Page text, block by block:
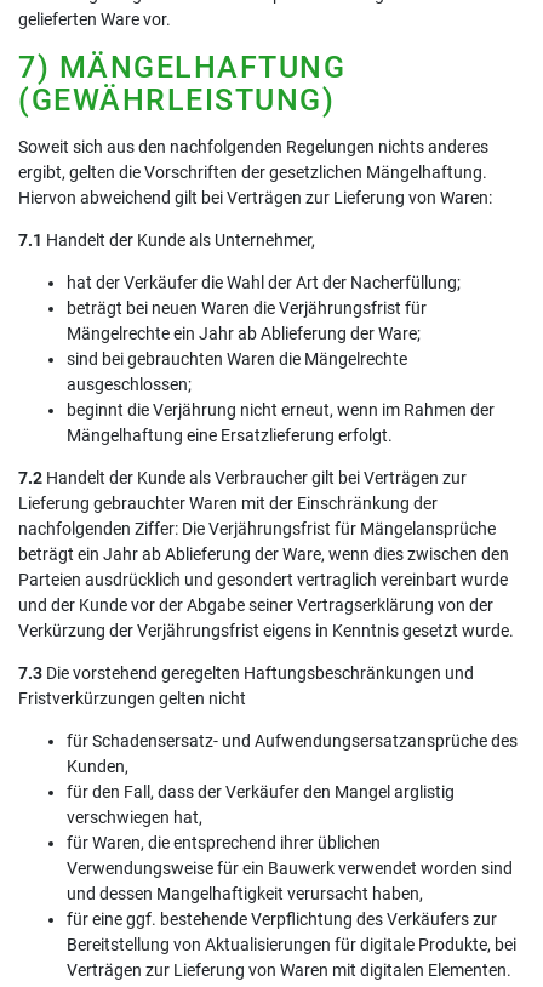
gelieferten Ware vor.
7) MÄNGELHAFTUNG
(GEWÄHRLEISTUNG)
Soweit sich aus den nachfolgenden Regelungen nichts anderes
ergibt, gelten die Vorschriften der gesetzlichen Mängelhaftung.
Hiervon abweichend gilt bei Verträgen zur Lieferung von Waren:
7.1 Handelt der Kunde als Unternehmer,
hat der Verkäufer die Wahl der Art der Nacherfüllung;
beträgt bei neuen Waren die Verjährungsfrist für
Mängelrechte ein Jahr ab Ablieferung der Ware;
sind bei gebrauchten Waren die Mängelrechte
ausgeschlossen;
beginnt die Verjährung nicht erneut, wenn im Rahmen der
Mängelhaftung eine Ersatzlieferung erfolgt.
7.2 Handelt der Kunde als Verbraucher gilt bei Verträgen zur
Lieferung gebrauchter Waren mit der Einschränkung der
nachfolgenden Ziffer: Die Verjährungsfrist für Mängelansprüche
beträgt ein Jahr ab Ablieferung der Ware, wenn dies zwischen den
Parteien ausdrücklich und gesondert vertraglich vereinbart wurde
und der Kunde vor der Abgabe seiner Vertragserklärung von der
Verkürzung der Verjährungsfrist eigens in Kenntnis gesetzt wurde.
7.3 Die vorstehend geregelten Haftungsbeschränkungen und
Fristverkürzungen gelten nicht
für Schadensersatz- und Aufwendungsersatzansprüche des
Kunden,
für den Fall, dass der Verkäufer den Mangel arglistig
verschwiegen hat,
für Waren, die entsprechend ihrer üblichen
Verwendungsweise für ein Bauwerk verwendet worden sind
und dessen Mangelhaftigkeit verursacht haben,
für eine ggf. bestehende Verpflichtung des Verkäufers zur
Bereitstellung von Aktualisierungen für digitale Produkte, bei
Verträgen zur Lieferung von Waren mit digitalen Elementen.